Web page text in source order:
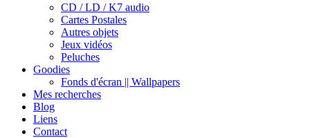
CD / LD / K7 audio
Cartes Postales
Autres objets
Jeux vidéos
Peluches
Goodies
Fonds d'écran || Wallpapers
Mes recherches
Blog
Liens
Contact